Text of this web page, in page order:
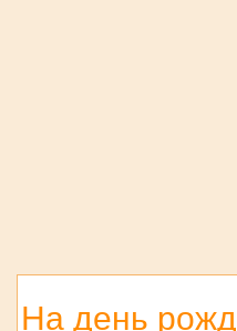
На день